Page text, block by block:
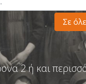
2 ή και